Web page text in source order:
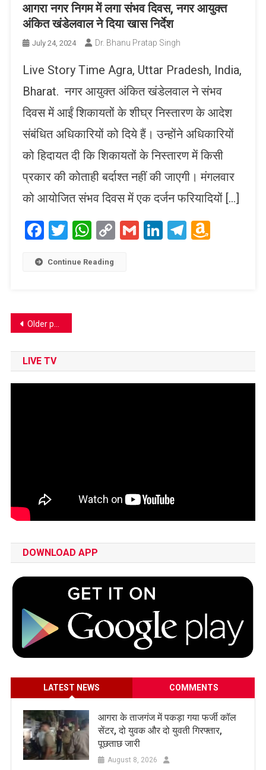
आगरा नगर निगम में लगा संभव दिवस, नगर आयुक्त
अंकित खंडेलवाल ने दिया खास निर्देश
July 24, 2024 Dr. Bhanu Pratap Singh
Live Story Time Agra, Uttar Pradesh, India,
Bharat. नगर आयुक्त अंकित खंडेलवाल ने संभव
दिवस में आईं शिकायतों के शीघ्र निस्तारण के आदेश
संबंधित अधिकारियों को दिये हैं। उन्होंने अधिकारियों
को हिदायत दी कि शिकायतों के निस्तारण में किसी
प्रकार की कोताही बर्दाश्त नहीं की जाएगी। मंगलवार
को आयोजित संभव दिवस में एक दर्जन फरियादियों […]
Facebook
Twitter
WhatsApp
CopyGmailLinkedIn
Telegram
Continue Reading
Posts
navigation
Older posts
LIVE TV
DOWNLOAD APP
LATEST NEWS COMMENTS
आगरा के ताजगंज में पकड़ा गया फर्जी कॉल
सेंटर, दो युवक और दो युवती गिरफ्तार,
पूछताछ जारी
August 8, 2026